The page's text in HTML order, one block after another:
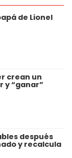
de Lionel
crean un
y “ganar”
después
y recalcula